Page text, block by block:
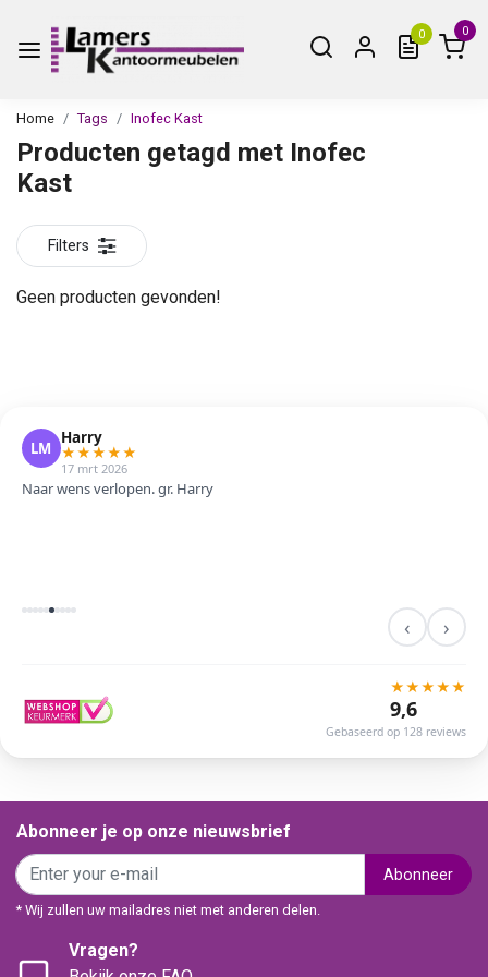
0 0
Home Tags Inofec Kast
Producten getagd met Inofec
Kast
Filters
Geen producten gevonden!
LM
Harry
★★★★★
17 mrt 2026
Naar wens verlopen. gr. Harry
‹ ›
★★★★★
9,6
Gebaseerd op 128 reviews
Abonneer je op onze nieuwsbrief
Abonneer
* Wij zullen uw mailadres niet met anderen delen.
Vragen?